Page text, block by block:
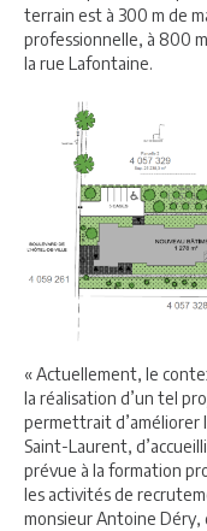
terrain est à 300 m de
professionnelle, à 800
la rue Lafontaine.
« Actuellement, le
la réalisation d’un tel
permettrait d’améliorer
Saint-Laurent,
prévue à la formation
les activités de
monsieur Antoine Déry,